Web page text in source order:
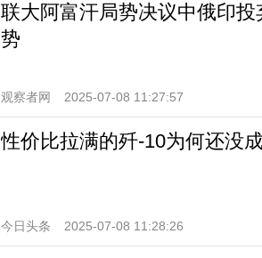
联大阿富汗局势决议中俄印
势
观察者网 2025-07-08 11:27:57
性价比拉满的歼-10为何还没
今日头条 2025-07-08 11:28:26